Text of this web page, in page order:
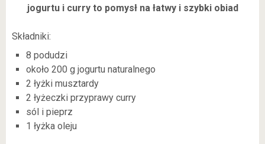
jogurtu i curry to pomysł na łatwy i szybki obiad
Składniki:
8 podudzi
około 200 g jogurtu naturalnego
2 łyżki musztardy
2 łyżeczki przyprawy curry
sól i pieprz
1 łyżka oleju